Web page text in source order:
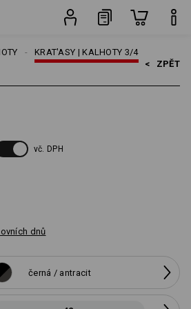
KRAT'ASY | KALHOTY 3/4
< ZPĚT
vč. DPH
dnů
černá / antracit